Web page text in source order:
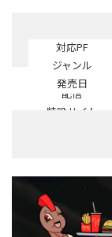
対応PF
開発
ジャンル
配信
発売日
特設サイト